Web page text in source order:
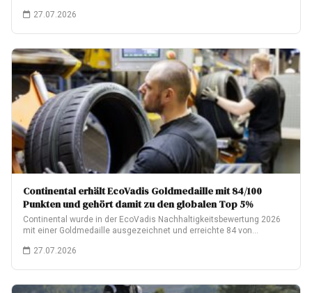
27.07.2026
Continental erhält EcoVadis Goldmedaille mit 84/100
Punkten und gehört damit zu den globalen Top 5%
Continental wurde in der EcoVadis Nachhaltigkeitsbewertung 2026
mit einer Goldmedaille ausgezeichnet und erreichte 84 von…
27.07.2026